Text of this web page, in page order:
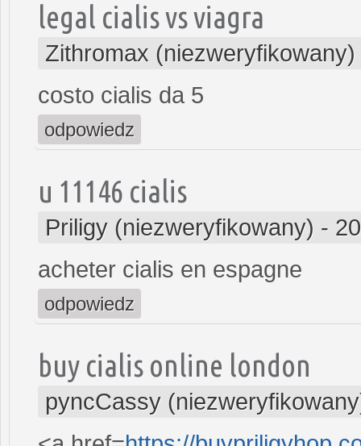
legal cialis vs viagra
Zithromax (niezweryfikowany)
costo cialis da 5
odpowiedz
u 11146 cialis
Priligy (niezweryfikowany) -
acheter cialis en espagne
odpowiedz
buy cialis online london
pyncCassy